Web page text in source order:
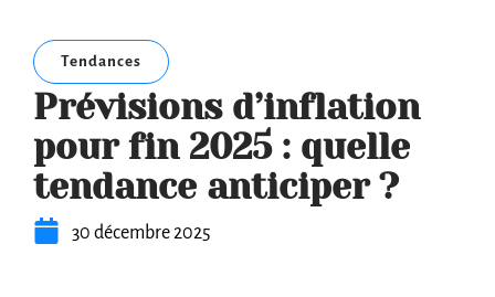
Tendances
Prévisions d’inflation
pour fin 2025 : quelle
tendance anticiper ?
30 décembre 2025